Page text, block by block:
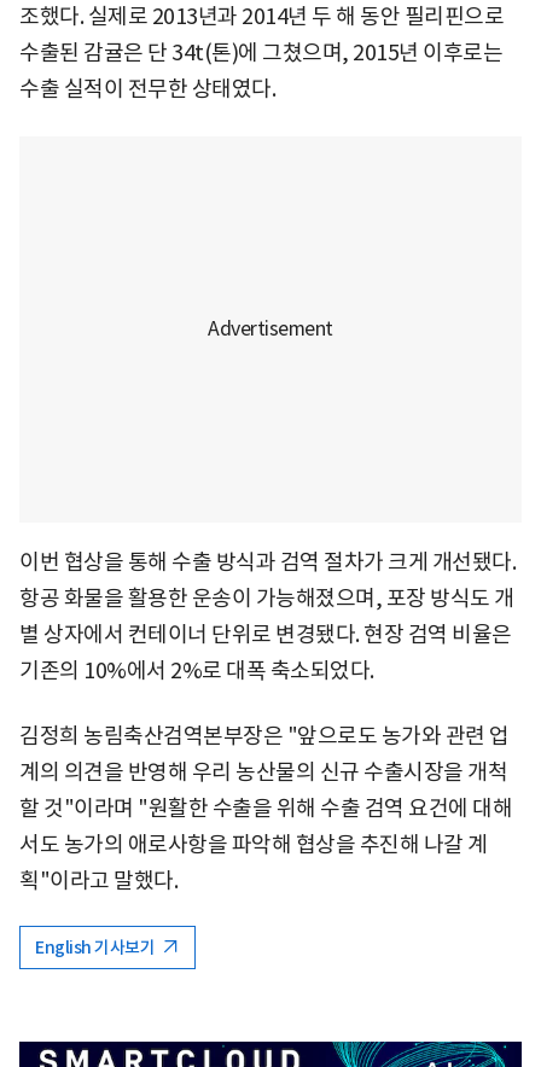
조했다. 실제로 2013년과 2014년 두 해 동안 필리핀으로
수출된 감귤은 단 34t(톤)에 그쳤으며, 2015년 이후로는
수출 실적이 전무한 상태였다.
이번 협상을 통해 수출 방식과 검역 절차가 크게 개선됐다.
항공 화물을 활용한 운송이 가능해졌으며, 포장 방식도 개
별 상자에서 컨테이너 단위로 변경됐다. 현장 검역 비율은
기존의 10%에서 2%로 대폭 축소되었다.
김정희 농림축산검역본부장은 "앞으로도 농가와 관련 업
계의 의견을 반영해 우리 농산물의 신규 수출시장을 개척
할 것"이라며 "원활한 수출을 위해 수출 검역 요건에 대해
서도 농가의 애로사항을 파악해 협상을 추진해 나갈 계
획"이라고 말했다.
English 기사보기